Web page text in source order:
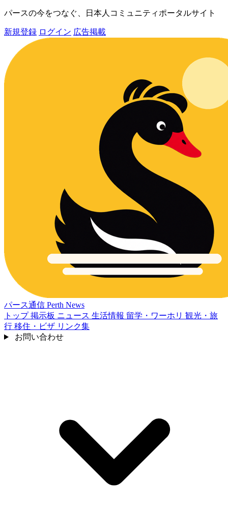
パースの今をつなぐ、日本人コミュニティポータルサイト
新規登録 ログイン 広告掲載
パース通信 Perth News
トップ掲示板 ニュース 生活情報 留学・ワーホリ 観光・旅
行 移住・ビザ リンク集
お問い合わせ